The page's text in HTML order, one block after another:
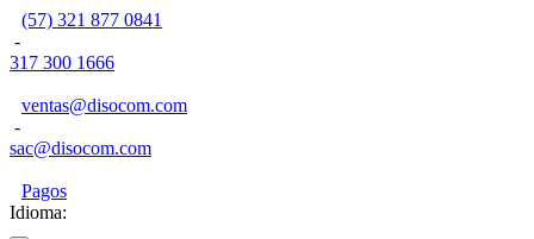
(57) 321 877 0841
-
317 300 1666
ventas@disocom.com
-
sac@disocom.com
Pagos
Idioma: